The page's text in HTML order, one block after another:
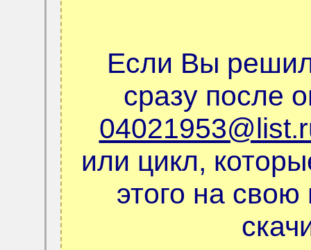
Если Вы
сразу после
или цикл,
этого на